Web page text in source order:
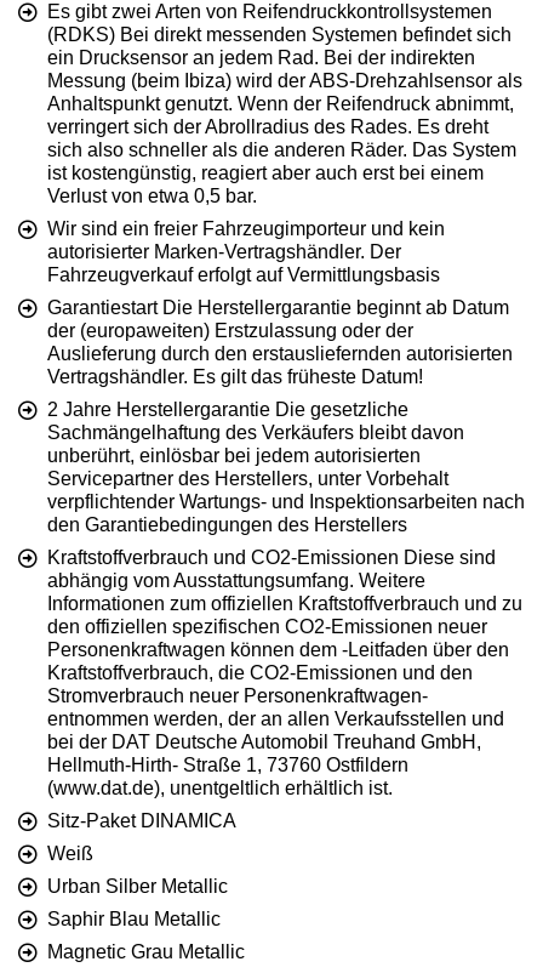
Es gibt zwei Arten von Reifendruckkontrollsystemen
(RDKS) Bei direkt messenden Systemen befindet sich
ein Drucksensor an jedem Rad. Bei der indirekten
Messung (beim Ibiza) wird der ABS-Drehzahlsensor als
Anhaltspunkt genutzt. Wenn der Reifendruck abnimmt,
verringert sich der Abrollradius des Rades. Es dreht
sich also schneller als die anderen Räder. Das System
ist kostengünstig, reagiert aber auch erst bei einem
Verlust von etwa 0,5 bar.
Wir sind ein freier Fahrzeugimporteur und kein
autorisierter Marken-Vertragshändler. Der
Fahrzeugverkauf erfolgt auf Vermittlungsbasis
Garantiestart Die Herstellergarantie beginnt ab Datum
der (europaweiten) Erstzulassung oder der
Auslieferung durch den erstausliefernden autorisierten
Vertragshändler. Es gilt das früheste Datum!
2 Jahre Herstellergarantie Die gesetzliche
Sachmängelhaftung des Verkäufers bleibt davon
unberührt, einlösbar bei jedem autorisierten
Servicepartner des Herstellers, unter Vorbehalt
verpflichtender Wartungs- und Inspektionsarbeiten nach
den Garantiebedingungen des Herstellers
Kraftstoffverbrauch und CO2-Emissionen Diese sind
abhängig vom Ausstattungsumfang. Weitere
Informationen zum offiziellen Kraftstoffverbrauch und zu
den offiziellen spezifischen CO2-Emissionen neuer
Personenkraftwagen können dem -Leitfaden über den
Kraftstoffverbrauch, die CO2-Emissionen und den
Stromverbrauch neuer Personenkraftwagen-
entnommen werden, der an allen Verkaufsstellen und
bei der DAT Deutsche Automobil Treuhand GmbH,
Hellmuth-Hirth- Straße 1, 73760 Ostfildern
(www.dat.de), unentgeltlich erhältlich ist.
Sitz-Paket DINAMICA
Weiß
Urban Silber Metallic
Saphir Blau Metallic
Magnetic Grau Metallic